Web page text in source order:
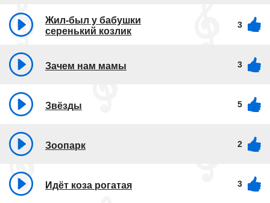
Жил-был у бабушки
серенький козлик
3
Зачем нам мамы 3
Звёзды 5
Зоопарк 2
Идёт коза рогатая 3